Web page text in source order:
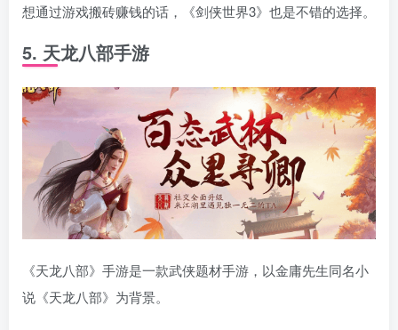
想通过游戏搬砖赚钱的话，《剑侠世界3》也是不错的选择。
5. 天龙八部手游
《天龙八部》手游是一款武侠题材手游，以金庸先生同名小
说《天龙八部》为背景。